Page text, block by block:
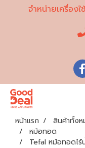
จำหน่ายเครื่อง
หน้าแรก สินค้าทั้ง
หม้อทอด
Tefal หม้อทอดไร้